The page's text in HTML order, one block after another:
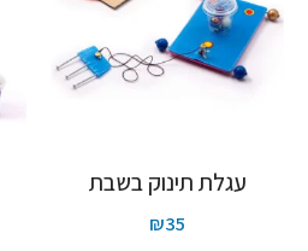
עגלת תינוק בשבת
₪35